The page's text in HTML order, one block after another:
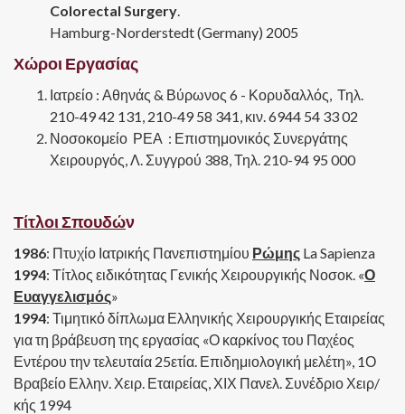
Colorectal Surgery
Hamburg-Norderstedt (Germany) 2005
Χώροι Εργασίας
Ιατρείο : Αθηνάς & Βύρωνος 6 - Κορυδαλλός, Τηλ.
210-49 42 131, 210-49 58 341, κιν. 6944 54 33 02
Νοσοκομείο ΡΕΑ : Επιστημονικός Συνεργάτης
Χειρουργός, Λ. Συγγρού 388, Τηλ. 210-94 95 000
Τίτλοι Σπουδών
1986: Πτυχίο Ιατρικής Πανεπιστημίου Ρώμης La Sapienza
1994: Τίτλος ειδικότητας Γενικής Χειρουργικής Νοσοκ. «Ο
Ευαγγελισμός»
1994: Τιμητικό δίπλωμα Ελληνικής Χειρουργικής Εταιρείας
για τη βράβευση της εργασίας «Ο καρκίνος του Παχέος
Εντέρου την τελευταία 25ετία. Επιδημιολογική μελέτη», 1Ο
Βραβείο Ελλην. Χειρ. Εταιρείας, ΧΙΧ Πανελ. Συνέδριο Χειρ/
κής 1994